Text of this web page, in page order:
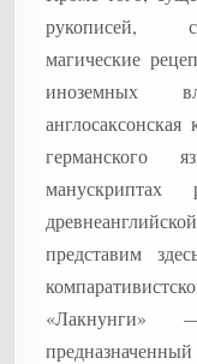
рукописей,
магические
иноземных
германского
представим
«Лакнунги»
предназначенный